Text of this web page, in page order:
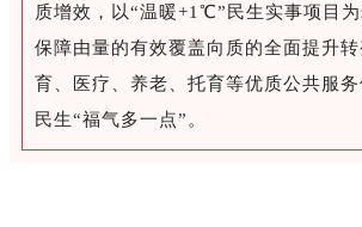
质增效，以“温暖+1℃”民生实事项目
保障由量的有效覆盖向质的全面提升
育、医疗、养老、托育等优质公共服
民生“福气多一点”。